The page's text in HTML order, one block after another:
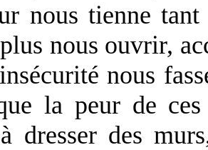
nous tienne
nous ouvrir,
nous
la peur de
dresser des